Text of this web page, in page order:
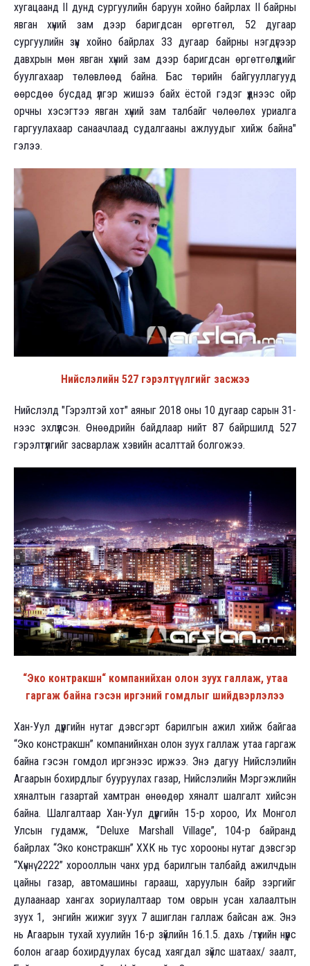
хугацаанд II дунд сургуулийн баруун хойно байрлах II байрны
явган хүний зам дээр баригдсан өргөтгөл, 52 дугаар
сургуулийн зүүн хойно байрлах 33 дугаар байрны нэгдүгээр
давхрын мөн явган хүний зам дээр баригдсан өргөтгөлүүдийг
буулгахаар төлөвлөөд байна. Бас төрийн байгууллагууд
өөрсдөө бусдад үлгэр жишээ байх ёстой гэдэг үүднээс ойр
орчны хэсэгтээ явган хүний зам талбайг чөлөөлөх уриалга
гаргуулахаар санаачлаад судалгааны ажлуудыг хийж байна"
гэлээ.
Нийслэлийн 527 гэрэлтүүлгийг засжээ
Нийслэлд "Гэрэлтэй хот" аяныг 2018 оны 10 дугаар сарын 31-
нээс эхлүүлсэн. Өнөөдрийн байдлаар нийт 87 байршилд 527
гэрэлтүүлгийг засварлаж хэвийн асалттай болгожээ.
“Эко контракшн“ компанийхан олон зуух галлаж, утаа
гаргаж байна гэсэн иргэний гомдлыг шийдвэрлэлээ
Хан-Уул дүүргийн нутаг дэвсгэрт барилгын ажил хийж байгаа
“Эко констракшн” компанийнхан олон зуух галлаж утаа гаргаж
байна гэсэн гомдол иргэнээс иржээ. Энэ дагуу Нийслэлийн
Агаарын бохирдлыг бууруулах газар, Нийслэлийн Мэргэжлийн
хяналтын газартай хамтран өнөөдөр хяналт шалгалт хийсэн
байна. Шалгалтаар Хан-Уул дүүргийн 15-р хороо, Их Монгол
Улсын гудамж, “Deluxe Marshall Village”, 104-р байранд
байрлах “Эко констракшн” ХХК нь тус хорооны нутаг дэвсгэр
“Хүннү 2222” хорооллын чанх урд барилгын талбайд ажилчдын
цайны газар, автомашины гарааш, харуулын байр зэргийг
дулаанаар хангах зориулалтаар том оврын усан халаалтын
зуух 1, энгийн жижиг зуух 7 ашиглан галлаж байсан аж. Энэ
нь Агаарын тухай хуулийн 16-р зүйлийн 16.1.5. дахь /түүхийн нүүрс
болон агаар бохирдуулах бусад хаягдал зүйлс шатаах/ заалт,